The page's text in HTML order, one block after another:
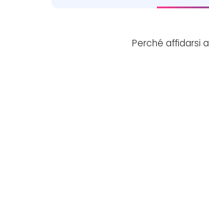
Perché affidarsi